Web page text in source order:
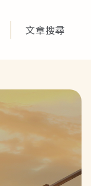
文章搜尋